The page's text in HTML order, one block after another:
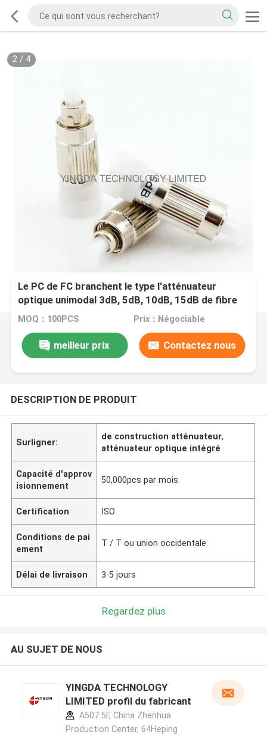
2/ 4
Le PC de FC branchent le type l'atténuateur
optique unimodal 3dB, 5dB, 10dB, 15dB de fibre
MOQ：100PCS Prix：Négociable
meilleur prix Contactez nous
DESCRIPTION DE PRODUIT
Surligner:
de construction atténuateur,
atténuateur optique intégré
Capacité d'approv
isionnement
50,000pcs par mois
Certification ISO
Conditions de pai
ement
T / T ou union occidentale
Délai de livraison 3-5 jours
Regardez plus
AU SUJET DE NOUS
YINGDA TECHNOLOGY
LIMITED profil du fabricant
A507 5F, China Zhenhua
Production Center, 64Heping